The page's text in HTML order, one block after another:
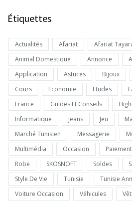
Étiquettes
Actualités Afariat Afariat
Animal Domestique
Annonce
Application
Astuces Bijoux
Cours
Economie Etudes
France
Guides Et Conseils
Informatique
Jeans Jeu
Marché Tunisien
Messagerie
Multimédia
Occasion
Robe
SKOSNOFT Soldes
Style De Vie
Tunisie
Tunisie
Voiture Occasion
Véhicules